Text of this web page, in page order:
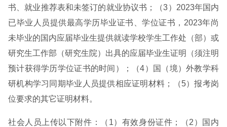
书、就业推荐表和未签订的就业协议书；（3）2023年国内
已毕业人员提供最高学历毕业证书、学位证书，2023年尚
未毕业的国内应届毕业生提供就读学校学生工作处（部）或
研究生工作部（研究生院）出具的应届毕业生证明（须注明
预计获得学历学位证书的时间）；（4）国（境）外教学科
研机构学习同期毕业人员提供相应证明材料；（5）报考岗
位要求的其它证明材料。
社会人员上传以下附件：（1）有效身份证件；（2）国内